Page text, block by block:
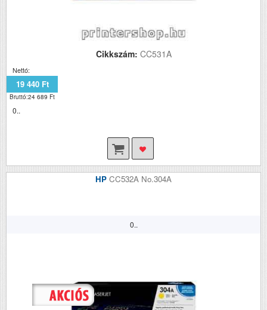
Cikkszám: CC531A
Nettó:
19 440 Ft
Bruttó:24 689 Ft
0..
HP CC532A No.304A
0..